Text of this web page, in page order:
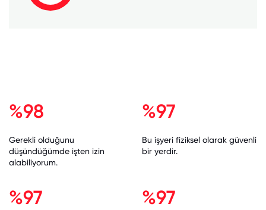
%98
Gerekli olduğunu
düşündüğümde işten izin
alabiliyorum.
%97
Bu işyeri fiziksel olarak güvenli
bir yerdir.
%97 %97